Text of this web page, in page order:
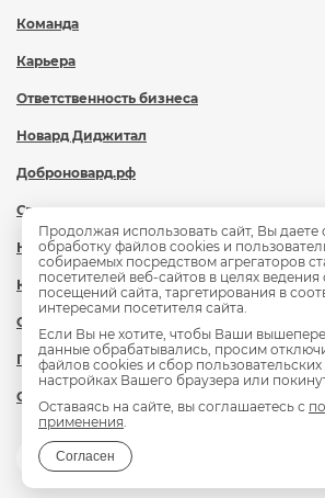
Команда
Карьера
Ответственность бизнеса
Новард Диджитал
Доброновард.рф
Статьи
Новости
Контакты
Охрана труда
Политика обработки персональных
Сведения об образовательной организации
Продолжая использовать сайт, Вы даете
обработку файлов cookies и
собираемых посредством агрегаторов
посетителей веб-сайтов в целях ведения
посещений сайта, таргетирования в
интересами посетителя сайта.
Если Вы не хотите, чтобы Ваши
данные обрабатывались, просим
файлов cookies и сбор
настройках Вашего браузера или
Оставаясь на сайте, вы соглашаетесь с
применения.
Согласен